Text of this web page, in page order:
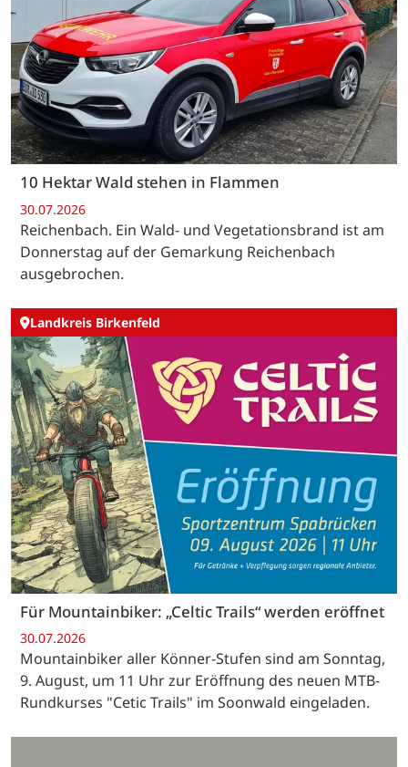
10 Hektar Wald stehen in Flammen
30.07.2026
Reichenbach. Ein Wald- und Vegetationsbrand ist am
Donnerstag auf der Gemarkung Reichenbach
ausgebrochen.
Landkreis Birkenfeld
Für Mountainbiker: „Celtic Trails“ werden eröffnet
30.07.2026
Mountainbiker aller Könner-Stufen sind am Sonntag,
9. August, um 11 Uhr zur Eröffnung des neuen MTB-
Rundkurses "Cetic Trails" im Soonwald eingeladen.